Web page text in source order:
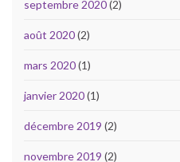
septembre 2020(2)
août 2020(2)
mars 2020(1)
janvier 2020(1)
décembre 2019 (2)
novembre 2019 (2)